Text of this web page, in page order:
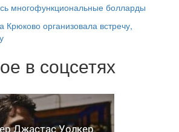
многофункциональные болларды
организовала встречу,
в соцсетях
Джастас Уолкер